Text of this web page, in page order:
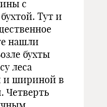
с
Тут и
нашли
бухты
леса
и шириной в
Четверть